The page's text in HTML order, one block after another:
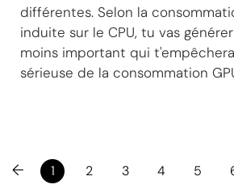
différentes. Selon la
induite sur le CPU, tu vas
moins important qui
sérieuse de la consommation
← 1 2 3 4 5